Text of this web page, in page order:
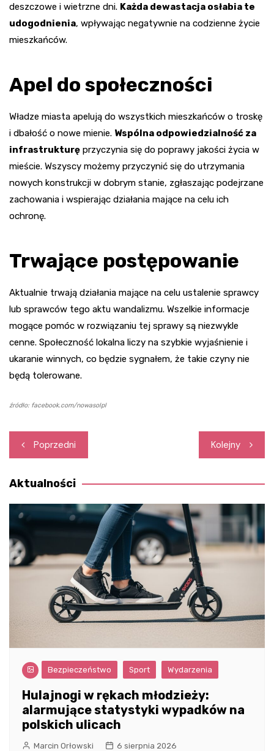
deszczowe i wietrzne dni. Każda dewastacja osłabia te
udogodnienia, wpływając negatywnie na codzienne życie
mieszkańców.
Apel do społeczności
Władze miasta apelują do wszystkich mieszkańców o troskę
i dbałość o nowe mienie. Wspólna odpowiedzialność za
infrastrukturę przyczynia się do poprawy jakości życia w
mieście. Wszyscy możemy przyczynić się do utrzymania
nowych konstrukcji w dobrym stanie, zgłaszając podejrzane
zachowania i wspierając działania mające na celu ich
ochronę.
Trwające postępowanie
Aktualnie trwają działania mające na celu ustalenie sprawcy
lub sprawców tego aktu wandalizmu. Wszelkie informacje
mogące pomóc w rozwiązaniu tej sprawy są niezwykle
cenne. Społeczność lokalna liczy na szybkie wyjaśnienie i
ukaranie winnych, co będzie sygnałem, że takie czyny nie
będą tolerowane.
źródło: facebook.com/nowasolpl
Nawigacja
wpisu
Poprzedni Kolejny
Aktualności
Bezpieczeństwo Sport Wydarzenia
Hulajnogi w rękach młodzieży:
alarmujące statystyki wypadków na
polskich ulicach
Marcin Orłowski 6 sierpnia 2026